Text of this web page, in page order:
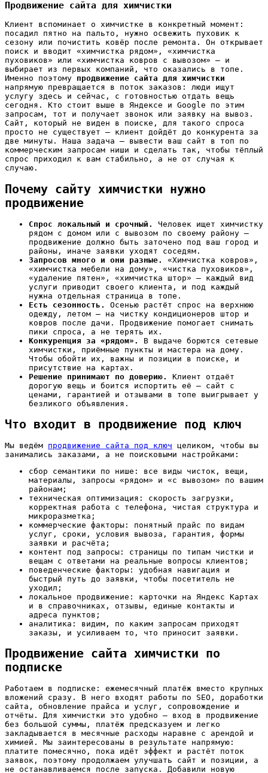
Продвижение сайта для химчистки
Клиент вспоминает о химчистке в конкретный момент:
посадил пятно на пальто, нужно освежить пуховик к
сезону или почистить ковёр после ремонта. Он открывает
поиск и вводит «химчистка рядом», «химчистка
пуховиков» или «химчистка ковров с вывозом» — и
выбирает из первых компаний, что оказались в топе.
Именно поэтому продвижение сайта для химчистки
напрямую превращается в поток заказов: люди ищут
услугу здесь и сейчас, с готовностью отдать вещь
сегодня. Кто стоит выше в Яндексе и Google по этим
запросам, тот и получает звонок или заявку на вывоз.
Сайт, который не виден в поиске, для такого спроса
просто не существует — клиент дойдёт до конкурента за
две минуты. Наша задача — вывести ваш сайт в топ по
коммерческим запросам ниши и сделать так, чтобы тёплый
спрос приходил к вам стабильно, а не от случая к
случаю.
Почему сайту химчистки нужно
продвижение
Спрос локальный и срочный.
Человек ищет химчистку
рядом с домом или с вывозом по своему району —
продвижение должно быть заточено под ваш город и
районы, иначе заявки уходят соседям.
Запросов много и они разные.
«Химчистка ковров»,
«химчистка мебели на дому», «чистка пуховиков»,
«удаление пятен», «химчистка штор» — каждый вид
услуги приводит своего клиента, и под каждый
нужна отдельная страница в топе.
Есть сезонность.
Осенью растёт спрос на верхнюю
одежду, летом — на чистку кондиционеров штор и
ковров после дачи. Продвижение помогает снимать
пики спроса, а не терять их.
Конкуренция за «рядом».
В выдаче борются сетевые
химчистки, приёмные пункты и мастера на дому.
Чтобы обойти их, важны и позиции в поиске, и
присутствие на картах.
Решение принимают по доверию.
Клиент отдаёт
дорогую вещь и боится испортить её — сайт с
ценами, гарантией и отзывами в топе выигрывает у
безликого объявления.
Что входит в продвижение под ключ
Мы ведём продвижение сайта под ключ целиком, чтобы вы
занимались заказами, а не поисковыми настройками:
сбор семантики по нише: все виды чисток, вещи,
материалы, запросы «рядом» и «с вывозом» по вашим
районам;
техническая оптимизация: скорость загрузки,
корректная работа с телефона, чистая структура и
микроразметка;
коммерческие факторы: понятный прайс по видам
услуг, сроки, условия вывоза, гарантия, формы
заявки и расчёта;
контент под запросы: страницы по типам чистки и
вещам с ответами на реальные вопросы клиентов;
поведенческие факторы: удобная навигация и
быстрый путь до заявки, чтобы посетитель не
уходил;
локальное продвижение: карточки на Яндекс Картах
и в справочниках, отзывы, единые контакты и
адреса пунктов;
аналитика: видим, по каким запросам приходят
заказы, и усиливаем то, что приносит заявки.
Продвижение сайта химчистки по
подписке
Работаем в подписке: ежемесячный платёж вместо крупных
вложений сразу. В него входят работы по SEO, доработки
сайта, обновление прайса и услуг, сопровождение и
отчёты. Для химчистки это удобно — вход в продвижение
без большой суммы, платёж предсказуем и легко
закладывается в месячные расходы наравне с арендой и
химией. Мы заинтересованы в результате напрямую:
платите помесячно, пока идёт эффект и растёт поток
заявок, поэтому продолжаем улучшать сайт и позиции, а
не останавливаемся после запуска. Добавили новую